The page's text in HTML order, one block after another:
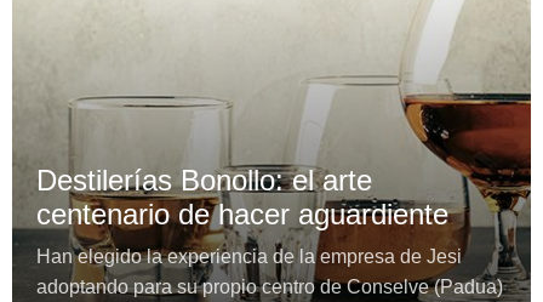
Destilerías Bonollo: el arte
centenario de hacer aguardiente
Han elegido la experiencia de la empresa de Jesi
adoptando para su propio centro de Conselve (Padua)